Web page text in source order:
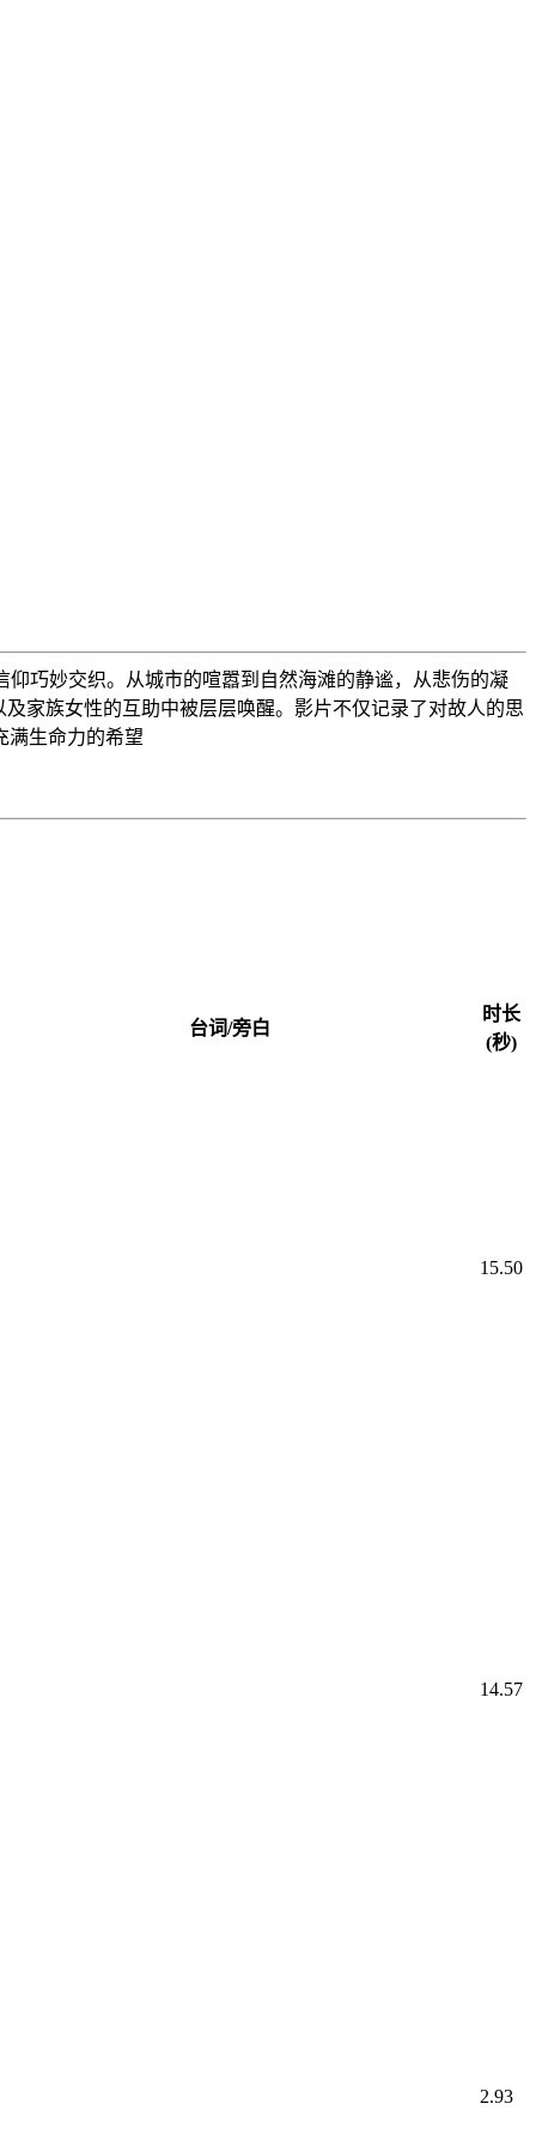
巧妙交织。从城市的喧嚣到自然海滩的静谧，从悲伤的凝
家族女性的互助中被层层唤醒。影片不仅记录了对故人的思
满生命力的希望
台词/旁白
时长
(秒)
15.50
14.57
2.93